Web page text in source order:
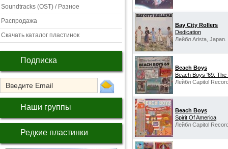
Soundtracks (OST) / Разное
Распродажа
Скачать каталог пластинок
Подписка
Наши группы
Редкие пластинки
Bay City Rollers
Dedication
Лейбл Arista, Japan.
Beach Boys
Beach Boys '69:
Лейбл Capitol
Beach Boys
Spirit Of America
Лейбл Capitol